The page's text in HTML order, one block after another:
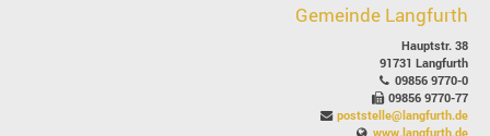
Gemeinde Langfurth
Hauptstr. 38
91731 Langfurth
09856 9770-0
09856 9770-77
poststelle@langfurth.de
www.langfurth.de